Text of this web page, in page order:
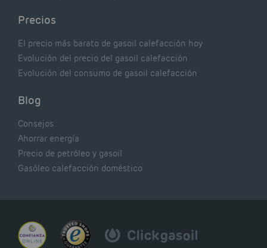
Precios
El precio más barato de gasoil calefacción hoy
Evolución del precio del gasoil calefacción
Evolución del consumo de gasoil calefacción
Blog
Consejos
Ahorrar energía
Precio de petróleo y gasoil
Gasóleo calefacción doméstico